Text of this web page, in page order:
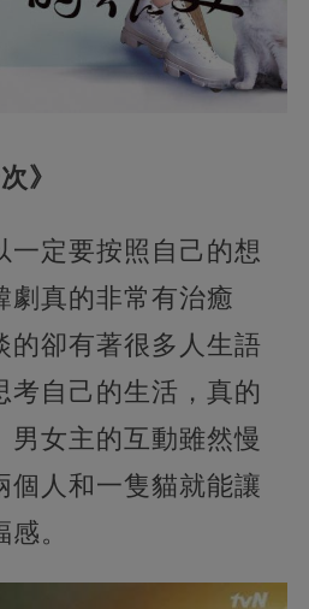
》
一定要按照自己的想
劇真的非常有治癒
的卻有著很多人生語
考自己的生活，真的
男女主的互動雖然慢
個人和一隻貓就能讓
。